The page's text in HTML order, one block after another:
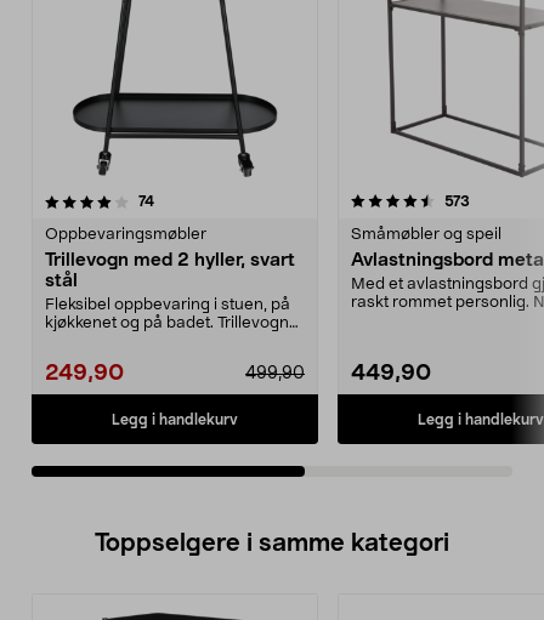
74anmeldelser
Oppbevaringsmøbler
Trillevogn med 2 hyller, svart
stål
Fleksibel oppbevaring i stuen, på
kjøkkenet og på badet. Trillevogn
499,90
249,90
Legg i handlekurv
4.5av 5 stjerner 573
Småmøbler og speil
Avlastningsbord
Med et avlastningsbord
raskt rommet personlig.
449,90
Legg i handlekurv
4.5av 5 stjerner
Toppselgere i samme kategori